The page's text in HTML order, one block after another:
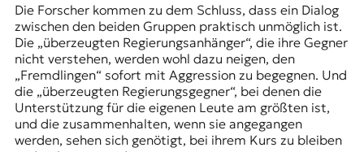
Die Forscher kommen zu dem Schluss, dass ein Dialog
zwischen den beiden Gruppen praktisch unmöglich ist.
Die „überzeugten Regierungsanhänger“, die ihre Gegner
nicht verstehen, werden wohl dazu neigen, den
„Fremdlingen“ sofort mit Aggression zu begegnen. Und
die „überzeugten Regierungsgegner“, bei denen die
Unterstützung für die eigenen Leute am größten ist,
und die zusammenhalten, wenn sie angegangen
werden, sehen sich genötigt, bei ihrem Kurs zu bleiben